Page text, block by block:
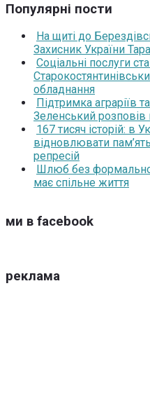
Популярні пости
На щиті до
Захисник України
Соціальні послуги
обладнання
Підтримка аграріїв
Зеленський
167 тисяч історій: в
відновлювати
репресій
Шлюб без
має спільне життя
ми в facebook
реклама